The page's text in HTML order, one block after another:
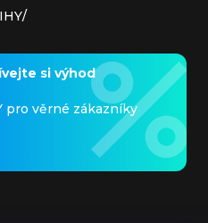
si výhod
pro věrné zákazníky